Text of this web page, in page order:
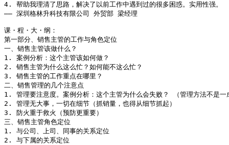
4. 帮助我理清了思路，解决了以前工作中遇到过的很多困惑。实用性强。
―― 深圳格林升科技有限公司 外贸部 梁经理
课・程・大・纲：
第一部分、销售主管的工作与角色定位
一、销售主管该做什么？
1. 案例分析：这个主管该如何做？
2. 销售主管为什么这么忙？如何能不这么忙？
3. 销售主管的工作重点在哪里？
二、销售管理的几个注意点
1. 管理要注意度。案例分析：这个主管为什么会失败？ （管理方法不是一
2. 管理无大事，一切在细节（抓销量，也得从细节抓起）
3. 防火重于救火（预防更重要）
三、销售主管角色定位
1. 与公司、上司、同事的关系定位
2. 与下属的关系定位